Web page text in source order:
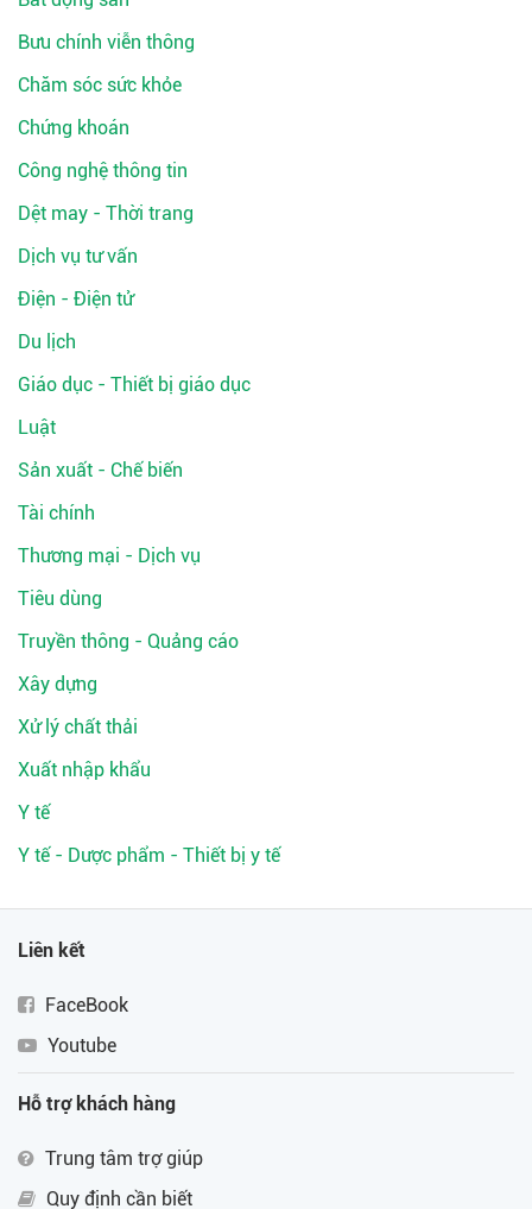
Bưu chính viễn thông
Chăm sóc sức khỏe
Chứng khoán
Công nghệ thông tin
Dệt may - Thời trang
Dịch vụ tư vấn
Điện - Điện tử
Du lịch
Giáo dục - Thiết bị giáo dục
Luật
Sản xuất - Chế biến
Tài chính
Thương mại - Dịch vụ
Tiêu dùng
Truyền thông - Quảng cáo
Xây dựng
Xử lý chất thải
Xuất nhập khẩu
Y tế
Y tế - Dược phẩm - Thiết bị y tế
Liên kết
FaceBook
Youtube
Hỗ trợ khách hàng
Trung tâm trợ giúp
Quy định cần biết